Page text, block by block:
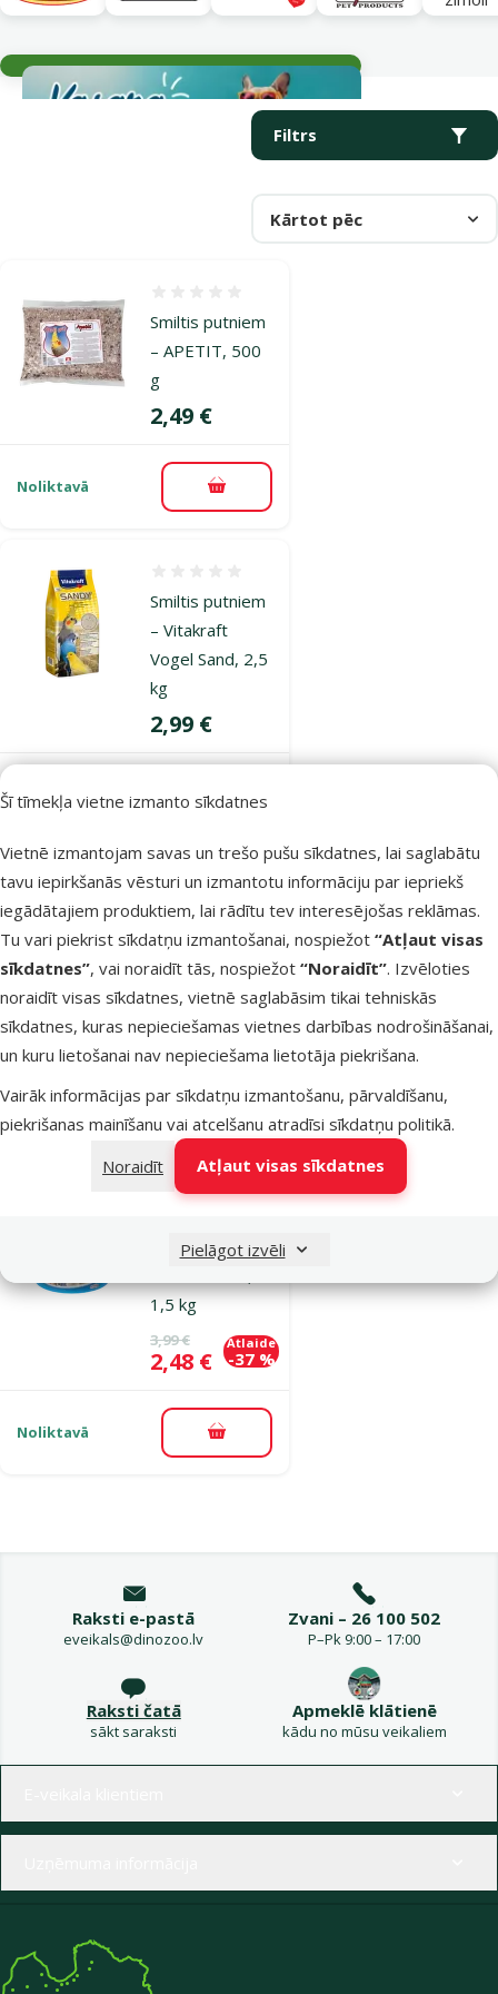
Šī tīmekļa vietne izmanto sīkdatnes
Vietnē izmantojam savas un trešo pušu sīkdatnes, lai saglabātu
tavu iepirkšanās vēsturi un izmantotu informāciju par iepriekš
iegādātajiem produktiem, lai rādītu tev interesējošas reklāmas.
Tu vari piekrist sīkdatņu izmantošanai, nospiežot “Atļaut visas
sīkdatnes”, vai noraidīt tās, nospiežot “Noraidīt”. Izvēloties
noraidīt visas sīkdatnes, vietnē saglabāsim tikai tehniskās
sīkdatnes, kuras nepieciešamas vietnes darbības nodrošināšanai,
un kuru lietošanai nav nepieciešama lietotāja piekrišana.
Vairāk informācijas par sīkdatņu izmantošanu, pārvaldīšanu,
piekrišanas mainīšanu vai atcelšanu atradīsi sīkdatņu politikā.
Noraidīt
Atļaut visas sīkdatnes
Pielāgot izvēli
Filtrs
Kārtot pēc
Produkti kategorijā Smiltis putniem
Smiltis putniem
– APETIT, 500
g
Cena
2,49 €
Noliktavā Pievienot grozam
Smiltis putniem
– Vitakraft
Vogel Sand, 2,5
kg
Cena
2,99 €
Noliktavā Pievienot grozam
Smiltis putniem
– Versele-Laga
Grit Prestige
pro Bird, 2,5 kg
Atsauksmes 0%
Cena
4,99 €
Noliktavā Pievienot grozam
– Avicentra,
1,5 kg
Atsauksmes 0%
Oriģinālā cena
3,99 €
Cena
2,48 €
Atlaide
-37 %
Noliktavā Pievienot grozam
Raksti e-pastā
eveikals@dinozoo.lv
Zvani – 26 100 502
P–Pk 9:00 – 17:00
Raksti čatā
sākt saraksti
Apmeklē klātienē
kādu no mūsu veikaliem